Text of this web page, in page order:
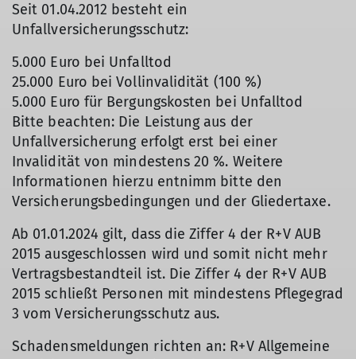
Seit 01.04.2012 besteht ein
Unfallversicherungsschutz:
5.000 Euro bei Unfalltod
25.000 Euro bei Vollinvalidität (100 %)
5.000 Euro für Bergungskosten bei Unfalltod
Bitte beachten: Die Leistung aus der
Unfallversicherung erfolgt erst bei einer
Invalidität von mindestens 20 %. Weitere
Informationen hierzu entnimm bitte den
Versicherungsbedingungen und der Gliedertaxe.
Ab 01.01.2024 gilt, dass die Ziffer 4 der R+V AUB
2015 ausgeschlossen wird und somit nicht mehr
Vertragsbestandteil ist. Die Ziffer 4 der R+V AUB
2015 schließt Personen mit mindestens Pflegegrad
3 vom Versicherungsschutz aus.
Schadensmeldungen richten an: R+V Allgemeine